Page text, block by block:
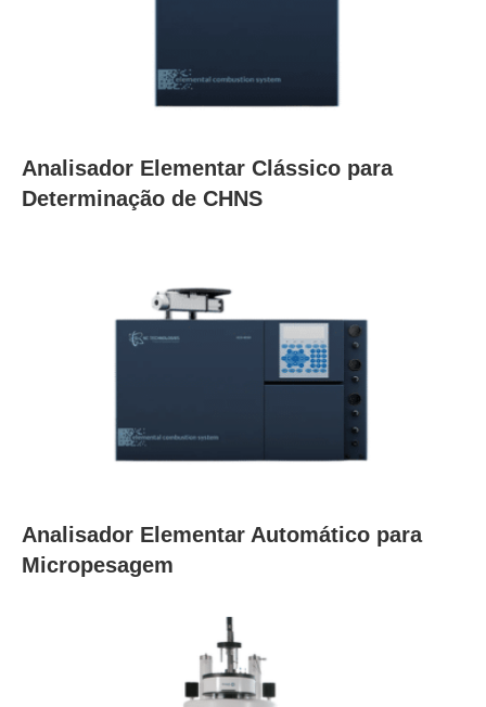
Analisador Elementar Clássico para
Determinação de CHNS
Analisador Elementar Automático para
Micropesagem